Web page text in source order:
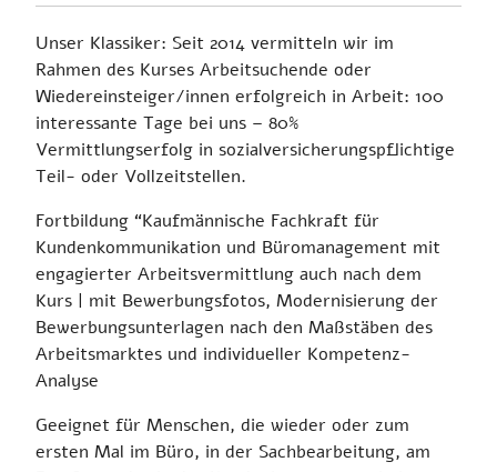
Unser Klassiker: Seit 2014 vermitteln wir im
Rahmen des Kurses Arbeitsuchende oder
Wiedereinsteiger/innen erfolgreich in Arbeit: 100
interessante Tage bei uns – 80%
Vermittlungserfolg in sozialversicherungspflichtige
Teil- oder Vollzeitstellen.
Fortbildung “Kaufmännische Fachkraft für
Kundenkommunikation und Büromanagement mit
engagierter Arbeitsvermittlung auch nach dem
Kurs | mit Bewerbungsfotos, Modernisierung der
Bewerbungsunterlagen nach den Maßstäben des
Arbeitsmarktes und individueller Kompetenz-
Analyse
Geeignet für Menschen, die wieder oder zum
ersten Mal im Büro, in der Sachbearbeitung, am